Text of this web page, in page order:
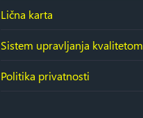
Lična karta
Sistem upravljanja kvalitetom
Politika privatnosti